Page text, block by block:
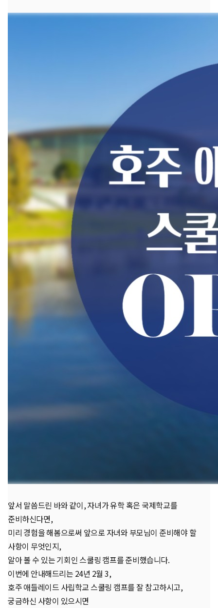
앞서 말씀드린 바와 같이, 자녀가 유학 혹은 국제학교를
준비하신다면,
미리 경험을 해봄으로써 앞으로 자녀와 부모님이 준비해야 할
사항이 무엇인지,
알아 볼 수 있는 기회인 스쿨링 캠프를 준비했습니다.
이번에 안내해드리는 24년 2월 3,
호주 애들레이드 사립학교 스쿨링 캠프를 잘 참고하시고,
궁금하신 사항이 있으시면